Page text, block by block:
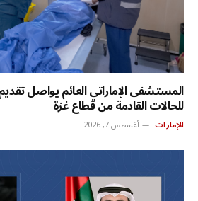
المستشفى الإماراتي العائم يواصل
للحالات القادمة من قطاع غزة
الإمارات أغسطس 7, 2026